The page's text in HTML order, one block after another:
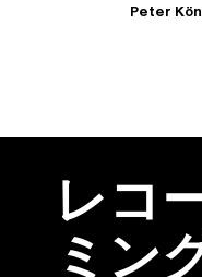
Peter Könemann
レコ
ミン